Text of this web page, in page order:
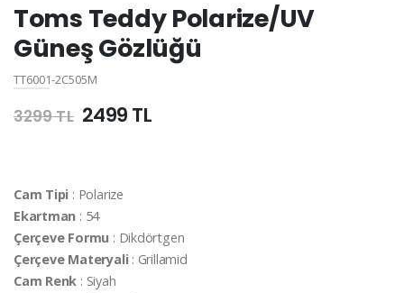
Toms Teddy Polarize/UV
Güneş Gözlüğü
TT6001-2C505M
3299 TL 2499 TL
Cam Tipi : Polarize
Ekartman : 54
Çerçeve Formu : Dikdörtgen
Çerçeve Materyali: Grillamid
Cam Renk : Siyah